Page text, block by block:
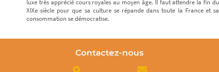
luxe très apprécié cours royales au moyen âge. Il faut attendre la fin du
XIXe siècle pour que sa culture se répande dans toute la France et sa
consommation se démocratise.
Contactez-nous